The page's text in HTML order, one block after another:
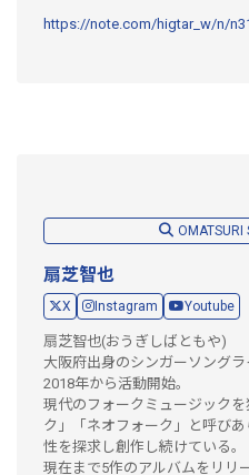
https://note.com/higtar_w/n/
OMATSURI
扇芝智也
X Instagram Youtube
扇芝智也(おうぎしばともや)
大阪府出身のシンガーソングラ
2018年から活動開始。
現代のフォークミュージック
ク」「ネオフォーク」と呼び
性を探求し創作し続けている。
現在まで5作のアルバムをリリー